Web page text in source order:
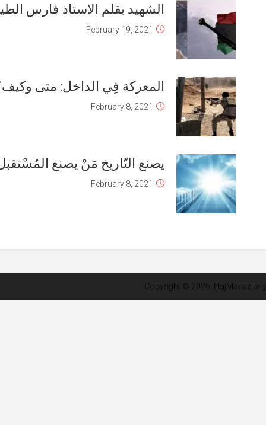
الشهيد بقلم الاستاذ مصطفى الطحان
February 19, 2021
الشهيد بقلم الاستاذ عمر العبسو
February 19, 2021
كلمات في القيادة
February 8, 2021